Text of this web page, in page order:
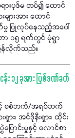
းပုဒ်မ တပ်၍ ထောင်
ျားအား ထောင်
မှု ပြုလုပ်နေသည့်အပေါ်
ာ ၁၅ ရက်တွင် မုံရွာ
န်လိုက်သည်။
၁၂ ခုအား ပြစ်ဒဏ်ခတ်
စစ်ဘက်/အရပ်ဘက်
း၊ အင်ဒိုနီးရှား၊ ထိုင်း
ောင်းမှုနှင့် လောင်စာ